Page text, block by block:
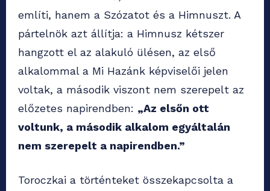
említi, hanem a Szózatot és a Himnuszt. A
pártelnök azt állítja: a Himnusz kétszer
hangzott el az alakuló ülésen, az első
alkalommal a Mi Hazánk képviselői jelen
voltak, a második viszont nem szerepelt az
előzetes napirendben: „Az elsőn ott
voltunk, a második alkalom egyáltalán
nem szerepelt a napirendben.”
Toroczkai a történteket összekapcsolta a